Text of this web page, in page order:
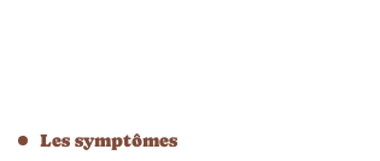
Les symptômes